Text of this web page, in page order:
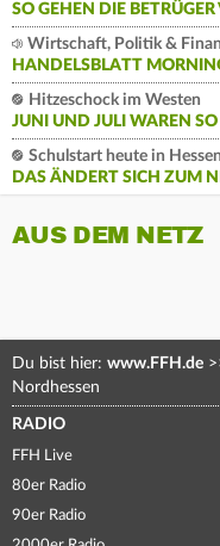
SO GEHEN DIE BETRÜGER
Wirtschaft, Politik &
HANDELSBLATT
Hitzeschock im Westen
JUNI UND JULI WAREN
Schulstart heute in Hessen
DAS ÄNDERT SICH ZUM
AUS DEM NETZ
Du bist hier: www.FFH.de
Nordhessen
RADIO
FFH Live
80er Radio
90er Radio